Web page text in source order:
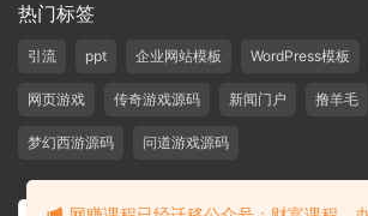
热门标签
引流 ppt 企业网站模板 WordPress模板
网页游戏 传奇游戏源码 新闻门户 撸羊毛
梦幻西游源码 问道游戏源码